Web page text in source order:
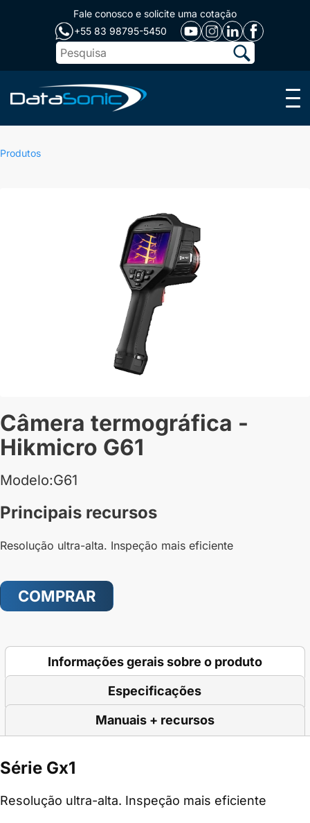
Fale conosco e solicite uma cotação
+55 83 98795-5450
Menu
Produtos
Câmera termográfica -
Hikmicro G61
Modelo:G61
Principais recursos
Resolução ultra-alta. Inspeção mais eficiente
COMPRAR
Informações gerais sobre o produto
Especificações
Manuais + recursos
Série Gx1
Resolução ultra-alta. Inspeção mais eficiente